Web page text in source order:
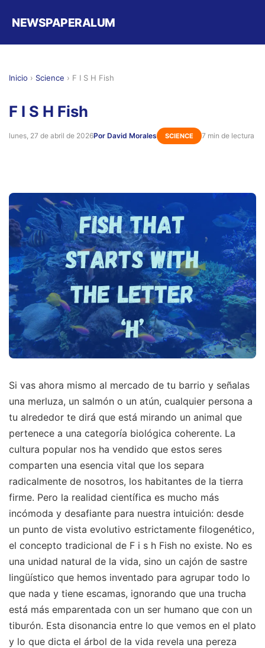
NEWSPAPERALUM
Inicio › Science › F I S H Fish
F I S H Fish
lunes, 27 de abril de 2026Por David Morales SCIENCE 7 min de lectura
Si vas ahora mismo al mercado de tu barrio y señalas
una merluza, un salmón o un atún, cualquier persona a
tu alrededor te dirá que está mirando un animal que
pertenece a una categoría biológica coherente. La
cultura popular nos ha vendido que estos seres
comparten una esencia vital que los separa
radicalmente de nosotros, los habitantes de la tierra
firme. Pero la realidad científica es mucho más
incómoda y desafiante para nuestra intuición: desde
un punto de vista evolutivo estrictamente filogenético,
el concepto tradicional de F i s h Fish no existe. No es
una unidad natural de la vida, sino un cajón de sastre
lingüístico que hemos inventado para agrupar todo lo
que nada y tiene escamas, ignorando que una trucha
está más emparentada con un ser humano que con un
tiburón. Esta disonancia entre lo que vemos en el plato
y lo que dicta el árbol de la vida revela una pereza